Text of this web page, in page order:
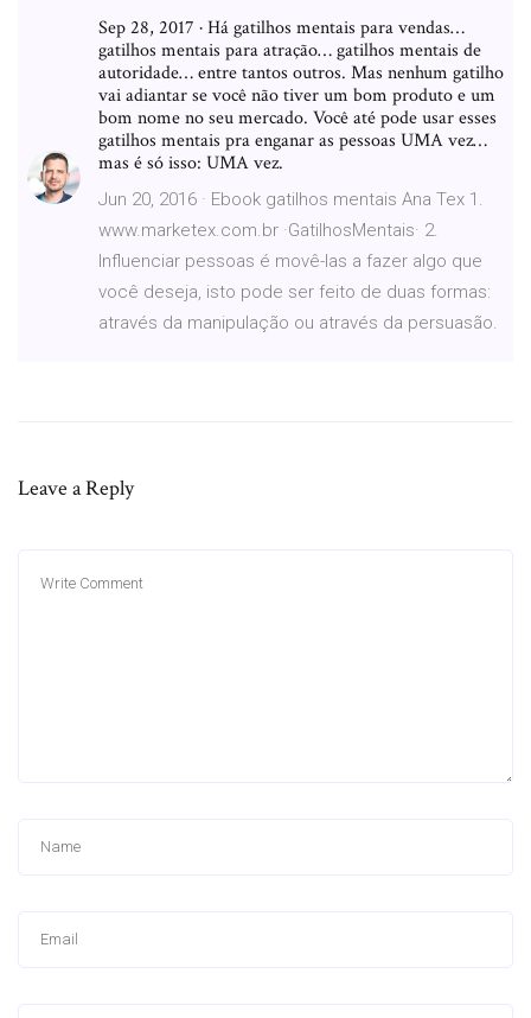
Sep 28, 2017 · Há gatilhos mentais para vendas…
gatilhos mentais para atração… gatilhos mentais de
autoridade… entre tantos outros. Mas nenhum gatilho
vai adiantar se você não tiver um bom produto e um
bom nome no seu mercado. Você até pode usar esses
gatilhos mentais pra enganar as pessoas UMA vez…
mas é só isso: UMA vez.
Jun 20, 2016 · Ebook gatilhos mentais Ana Tex 1.
www.marketex.com.br ·GatilhosMentais· 2.
Influenciar pessoas é movê-las a fazer algo que
você deseja, isto pode ser feito de duas formas:
através da manipulação ou através da persuasão.
Leave a Reply